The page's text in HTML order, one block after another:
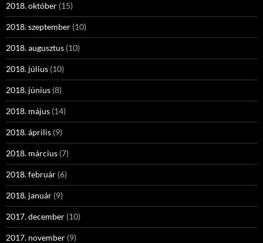
2018. október (15)
2018. szeptember (10)
2018. augusztus (10)
2018. július (10)
2018. június (8)
2018. május (14)
2018. április (9)
2018. március (7)
2018. február (6)
2018. január (9)
2017. december (10)
2017. november (9)